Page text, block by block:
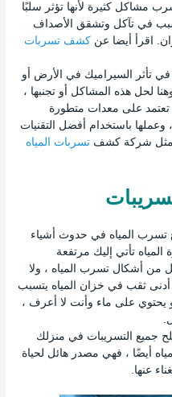
مشاكل كثيرة لأنها تؤثر سلبًا
في تآكل وتشقق الأصداف
اقرأ أيضا عنكشف تسربات
في تأثر السيراميك في الأرض أو
لحل هذه المشاكل أو تجنبها ،
على معدات متطورة
باستخدام أفضل التقنيات
مثل شركة كشفتسربات المياه
المياه في حدوث أشياء
المياه تأتي إليك مرتفعة
أشكال تسرب المياه ، ولا
ثقب في خزان المياه يتسبب
يحتوي على ماء وأنت لا أعرف ،
جميع التسريبات في منزلك
أيضًا ، فهي مصدر هائل لحياة
عنها.